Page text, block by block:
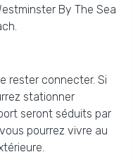
By The Sea
rester connecter. Si
stationner
seront séduits par
pourrez vivre au